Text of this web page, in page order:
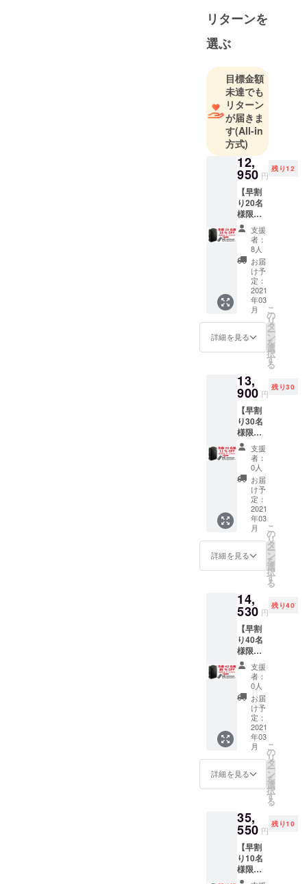
1375（代
表）
FAX 048-
487-8480
代表者：代
表取締役社
長 佐藤
真紀
リターンを
選ぶ
目標金額
未達でも
リターン
が届きま
す(All-in
方式)
12,
950 円
残り12
【早割
り20名
様限定
18％OF
F + E-
Elutモ
バイル
バッテ
リー 】
20名様
限定で
掲載の
「３
WAY
シート
バッ
個を
18％引
き。さ
らに当
社の[ E-
Elut ] モ
バイル
バッテ
リーを1
個プレ
ゼント
しま
す。
バッグ
の収納
スペー
スに
サイズ
です。
シート
バッグ
購入と
同時に
搭載す
るUSB
端子の
便利さ
を即体
験いた
だけま
す。こ
のモバ
イル
バッテ
サイズ
ながら
容量
10000
ｍAhの
大容
支援
者：
8人
お届
け予
定：
2021
年03
月
詳細を見る
こ
の
リ
タ
ー
ン
を
選
択
す
る
13,
900 円
残り30
【早割
り30名
様限定
12％OF
F + E-
Elutモ
バイル
バッテ
リー 】
30名様
限定で
掲載の
「３
WAY
シート
バッ
個を
12％引
き。さ
らに当
社の[ E-
Elut ] モ
バイル
バッテ
リーを1
個プレ
ゼント
しま
す。
バッグ
の収納
スペー
スに
サイズ
です。
シート
バッグ
購入と
同時に
支援
者：
0人
お届
け予
定：
2021
年03
月
詳細を見る
こ
の
リ
タ
ー
ン
を
選
択
す
る
14,
530 円
残り40
【早割
り40名
様限定
8％OFF
+ E-Elut
モバイ
ルバッ
テリー
】 40名
様限定
で掲載
の「３
WAY
シート
バッ
グ」１
引き。
さらに
当社の[
E-Elut ]
モバイ
ルバッ
テリー
支援
者：
0人
お届
け予
定：
2021
年03
月
詳細を見る
こ
の
リ
タ
ー
ン
を
選
択
す
る
35,
550 円
残り10
【早割
り10名
様限定
25％OF